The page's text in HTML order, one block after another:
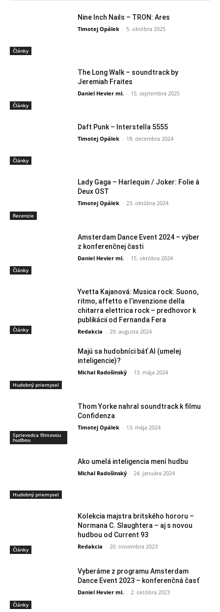
Články
Nine Inch Nails – TRON: Ares
Timotej Opálek - 5. októbra 2025
Články
The Long Walk – soundtrack by
Jeremiah Fraites
Daniel Hevier ml. - 15. septembra 2025
Články
Daft Punk – Interstella 5555
Timotej Opálek - 18. decembra 2024
Recenzie
Lady Gaga – Harlequin / Joker: Folie à
Deux OST
Timotej Opálek - 23. októbra 2024
Články
Amsterdam Dance Event 2024 – výber
z konferenčnej časti
Daniel Hevier ml. - 15. októbra 2024
Články
Yvetta Kajanová: Musica rock: Suono,
ritmo, affetto e l’invenzione della
chitarra elettrica rock – predhovor k
publikácii od Fernanda Fera
Redakcia - 29. augusta 2024
Hudobný priemysel
Majú sa hudobníci báť AI (umelej
inteligencie)?
Michal Radošinský - 13. mája 2024
Sprievodca filmovou
hudbou
Thom Yorke nahral soundtrack k filmu
Confidenza
Timotej Opálek - 13. mája 2024
Hudobný priemysel
Ako umelá inteligencia mení hudbu
Michal Radošinský - 24. januára 2024
Články
Kolekcia majstra britského hororu –
Normana C. Slaughtera – aj s novou
hudbou od Current 93
Redakcia - 20. novembra 2023
Články
Vyberáme z programu Amsterdam
Dance Event 2023 – konferenčná časť
Daniel Hevier ml. - 2. októbra 2023